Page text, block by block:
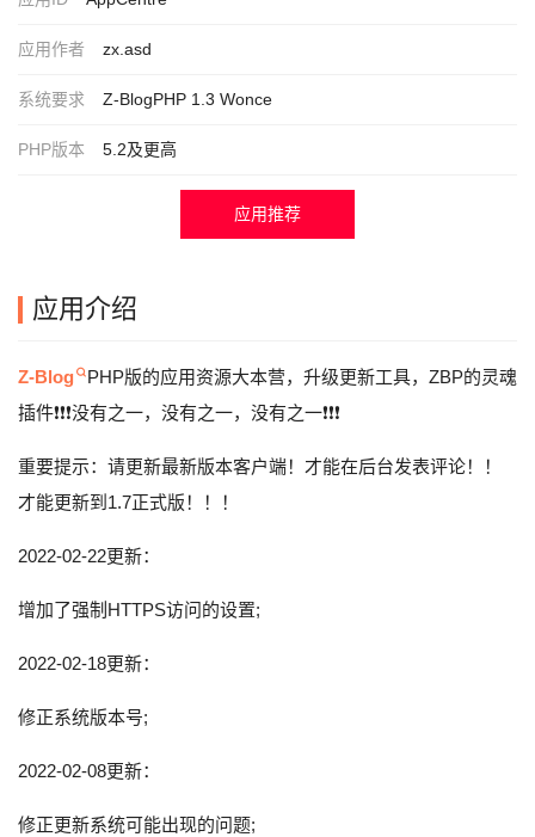
应用作者 zx.asd
系统要求 Z-BlogPHP 1.3 Wonce
PHP版本 5.2及更高
应用推荐
应用介绍
Z-Blog
PHP版的应用资源大本营，升级更新工具，ZBP的灵魂
插件❗️❗️❗️没有之一，没有之一，没有之一❗️❗️❗️
重要提示：请更新最新版本客户端！才能在后台发表评论！！
才能更新到1.7正式版！！！
2022-02-22更新：
增加了强制HTTPS访问的设置;
2022-02-18更新：
修正系统版本号;
2022-02-08更新：
修正更新系统可能出现的问题;